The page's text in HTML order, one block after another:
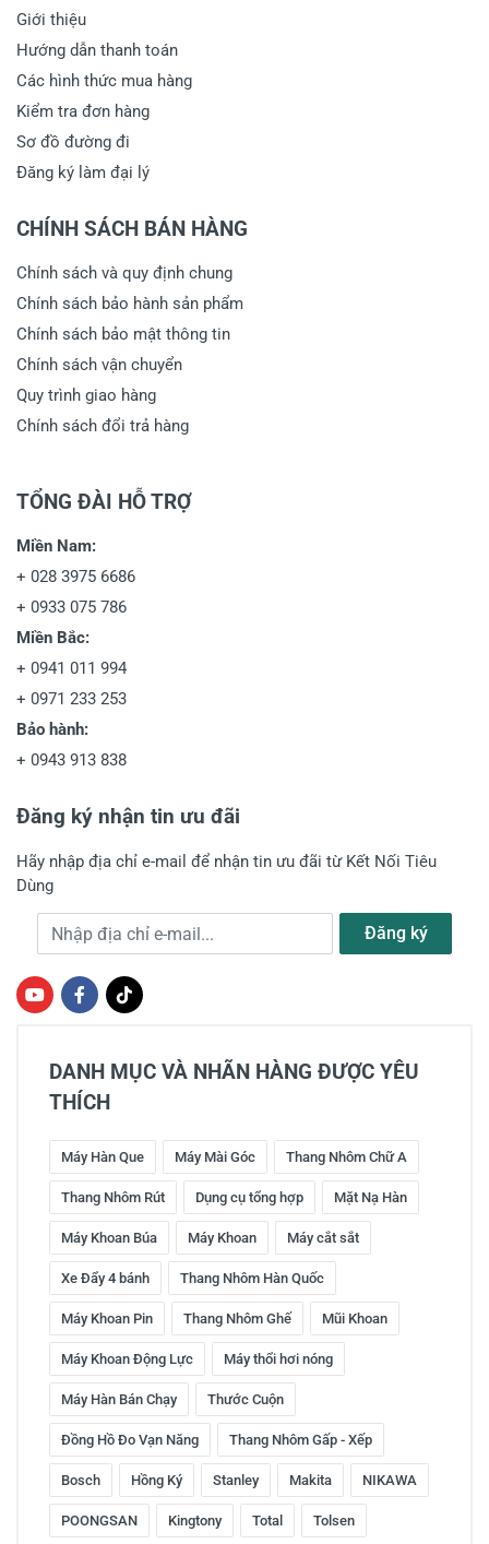
Giới thiệu
Hướng dẫn thanh toán
Các hình thức mua hàng
Kiểm tra đơn hàng
Sơ đồ đường đi
Đăng ký làm đại lý
CHÍNH SÁCH BÁN HÀNG
Chính sách và quy định chung
Chính sách bảo hành sản phẩm
Chính sách bảo mật thông tin
Chính sách vận chuyển
Quy trình giao hàng
Chính sách đổi trả hàng
TỔNG ĐÀI HỖ TRỢ
Miền Nam:
+ 028 3975 6686
+ 0933 075 786
Miền Bắc:
+ 0941 011 994
+ 0971 233 253
Bảo hành:
+ 0943 913 838
Đăng ký nhận tin ưu đãi
Hãy nhập địa chỉ e-mail để nhận tin ưu đãi từ Kết Nối Tiêu
Dùng
Địa chỉ e-mail Đăng ký
DANH MỤC VÀ NHÃN HÀNG ĐƯỢC YÊU
THÍCH
Máy Hàn Que Máy Mài Góc Thang Nhôm Chữ A
Thang Nhôm Rút Dụng cụ tổng hợp Mặt Nạ Hàn
Máy Khoan Búa Máy Khoan Máy cắt sắt
Xe Đẩy 4 bánh Thang Nhôm Hàn Quốc
Máy Khoan Pin Thang Nhôm Ghế Mũi Khoan
Máy Khoan Động Lực Máy thổi hơi nóng
Máy Hàn Bán Chạy Thước Cuộn
Đồng Hồ Đo Vạn Năng Thang Nhôm Gấp - Xếp
Bosch Hồng Ký Stanley Makita NIKAWA
POONGSAN Kingtony Total Tolsen